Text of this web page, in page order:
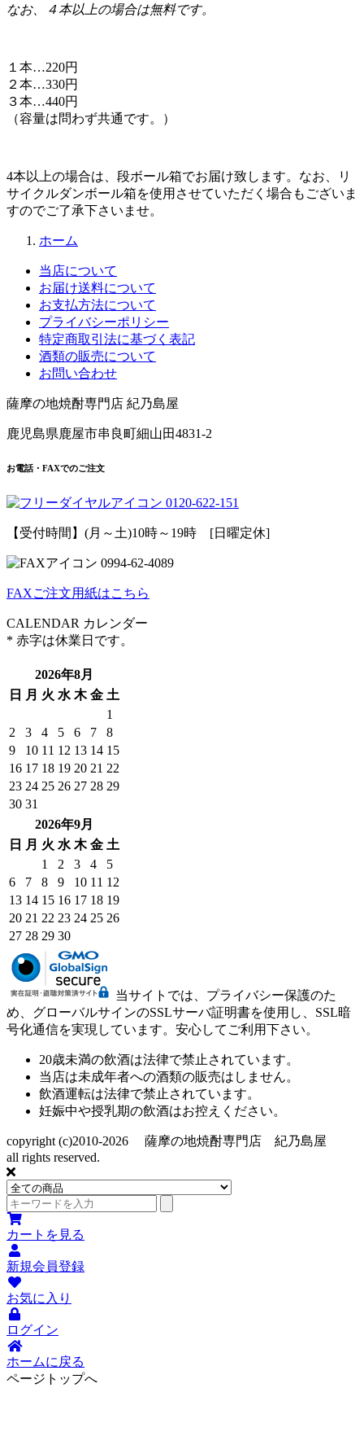
なお、４本以上の場合は無料です。
１本…220円
２本…330円
３本…440円
（容量は問わず共通です。）
4本以上の場合は、段ボール箱でお届け致します。なお、リ
サイクルダンボール箱を使用させていただく場合もございま
すのでご了承下さいませ。
ホーム
当店について
お届け送料について
お支払方法について
プライバシーポリシー
特定商取引法に基づく表記
酒類の販売について
お問い合わせ
薩摩の地焼酎専門店 紀乃島屋
鹿児島県鹿屋市串良町細山田4831-2
お電話・FAXでのご注文
0120-622-151
【受付時間】(月～土)10時～19時 [日曜定休]
0994-62-4089
FAXご注文用紙はこちら
CALENDAR カレンダー
* 赤字は休業日です。
2026年8月
日
月 火 水 木 金 土
1
2
3 4 5 6 7
8
9
10 11 12 13 14 15
16 17 18 19 20 21 22
23 24 25 26 27 28 29
30 31
2026年9月
日
月 火 水 木 金 土
1
2 3 4
5
6
7 8 9 10 11 12
13 14 15 16 17 18 19
20 21 22 23 24 25 26
27 28 29 30
当サイトでは、プライバシー保護のた
め、グローバルサインのSSLサーバ証明書を使用し、SSL暗
号化通信を実現しています。安心してご利用下さい。
20歳未満の飲酒は法律で禁止されています。
当店は未成年者への酒類の販売はしません。
飲酒運転は法律で禁止されています。
妊娠中や授乳期の飲酒はお控えください。
copyright (c)2010-2026 薩摩の地焼酎専門店 紀乃島屋
all rights reserved.
カートを見る
新規会員登録
お気に入り
ログイン
ホームに戻る
ページトップへ